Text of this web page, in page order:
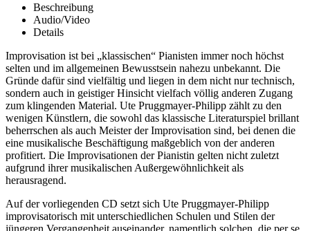
Beschreibung
Audio/Video
Details
Improvisation ist bei „klassischen“ Pianisten immer noch höchst
selten und im allgemeinen Bewusstsein nahezu unbekannt. Die
Gründe dafür sind vielfältig und liegen in dem nicht nur technisch,
sondern auch in geistiger Hinsicht vielfach völlig anderen Zugang
zum klingenden Material. Ute Pruggmayer-Philipp zählt zu den
wenigen Künstlern, die sowohl das klassische Literaturspiel brillant
beherrschen als auch Meister der Improvisation sind, bei denen die
eine musikalische Beschäftigung maßgeblich von der anderen
profitiert. Die Improvisationen der Pianistin gelten nicht zuletzt
aufgrund ihrer musikalischen Außergewöhnlichkeit als
herausragend.
Auf der vorliegenden CD setzt sich Ute Pruggmayer-Philipp
improvisatorisch mit unterschiedlichen Schulen und Stilen der
jüngeren Vergangenheit auseinander, namentlich solchen, die per se